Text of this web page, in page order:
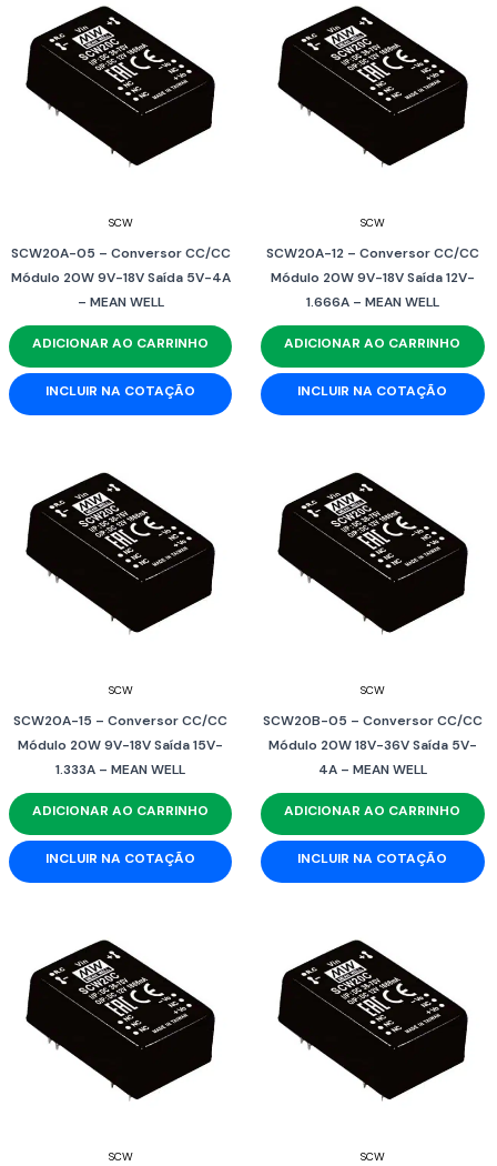
SCW
SCW20A-05 – Conversor CC/CC
Módulo 20W 9V-18V Saída 5V-4A
– MEAN WELL
ADICIONAR AO CARRINHO
INCLUIR NA COTAÇÃO
SCW
SCW20A-12 – Conversor CC/CC
Módulo 20W 9V-18V Saída 12V-
1.666A – MEAN WELL
ADICIONAR AO CARRINHO
INCLUIR NA COTAÇÃO
SCW
SCW20A-15 – Conversor CC/CC
Módulo 20W 9V-18V Saída 15V-
1.333A – MEAN WELL
ADICIONAR AO CARRINHO
INCLUIR NA COTAÇÃO
SCW
SCW20B-05 – Conversor CC/CC
Módulo 20W 18V-36V Saída 5V-
4A – MEAN WELL
ADICIONAR AO CARRINHO
INCLUIR NA COTAÇÃO
SCW SCW